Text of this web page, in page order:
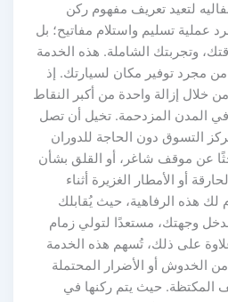
لتعيد تعريف مفهوم ركن
تسليم واستلام مفاتيح؛ بل
وتجربتك الشاملة. هذه الخدمة
مجرد توفير مكان لسيارتك. إذ
خلال إزالة واحدة من أكبر النقاط
في المدن المزدحمة. تخيل أن تصل
التسوق دون الحاجة للدوران
عن موقف شاغر، أو القلق بشأن
أو الأمطار الغزيرة أثناء
هذه الرفاهية، حيث يُقابلك
وجهتك، مستعدًا لتولي زمام
على ذلك، تُسهم هذه الخدمة
أو الأضرار المحتملة
المكتظة. حيث يتم ركنها في